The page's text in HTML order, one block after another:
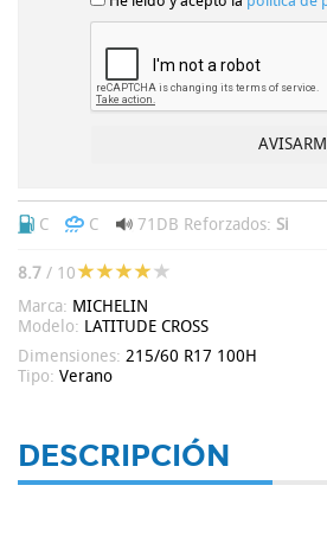
C C 71DB Reforzados: Si
8.7 / 10
Marca: MICHELIN
Modelo: LATITUDE CROSS
Dimensiones: 215/60 R17 100H
Tipo: Verano
DESCRIPCIÓN